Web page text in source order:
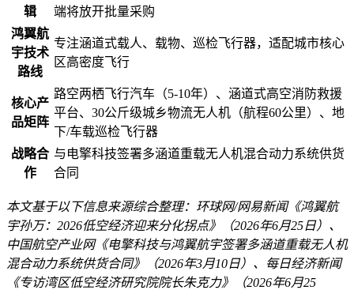
辑
端将放开批量采购
鸿翼航
宇技术
路线
专注涵道式载人、载物、巡检飞行器，适配城市核心
区高密度飞行
核心产
品矩阵
路空两栖飞行汽车（5-10年）、涵道式高空消防救援
平台、30公斤级城乡物流无人机（航程60公里）、地
下/车载巡检飞行器
战略合
作
与电擎科技签署多涵道重载无人机混合动力系统供货
合同
本文基于以下信息来源综合整理：环球网/网易新闻《鸿翼航
宇孙万：2026低空经济迎来分化拐点》（2026年6月25日）、
中国航空产业网《电擎科技与鸿翼航宇签署多涵道重载无人机
混合动力系统供货合同》（2026年3月10日）、每日经济新闻
《专访湾区低空经济研究院院长朱克力》（2026年6月25